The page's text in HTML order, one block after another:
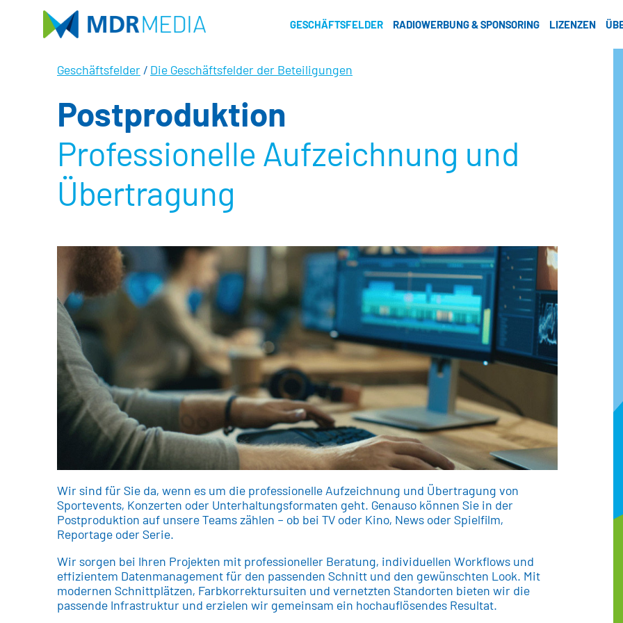
GESCHÄFTSFELDER RADIOWERBUNG & SPONSORING LIZENZEN
Geschäftsfelder / Die Geschäftsfelder der Beteiligungen
Postproduktion
Professionelle Aufzeichnung und
Übertragung
Wir sind für Sie da, wenn es um die professionelle Aufzeichnung und Übertragung von
Sportevents, Konzerten oder Unterhaltungsformaten geht. Genauso können Sie in der
Postproduktion auf unsere Teams zählen – ob bei TV oder Kino, News oder Spielfilm,
Reportage oder Serie.
Wir sorgen bei Ihren Projekten mit professioneller Beratung, individuellen Workflows und
effizientem Datenmanagement für den passenden Schnitt und den gewünschten Look. Mit
modernen Schnittplätzen, Farbkorrektursuiten und vernetzten Standorten bieten wir die
passende Infrastruktur und erzielen wir gemeinsam ein hochauflösendes Resultat.